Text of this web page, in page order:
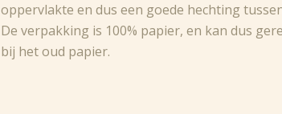
oppervlakte en dus een goede hechting
De verpakking is 100% papier, en kan dus
bij het oud papier.